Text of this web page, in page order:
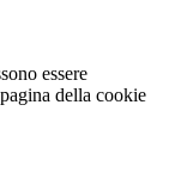
essere
della cookie